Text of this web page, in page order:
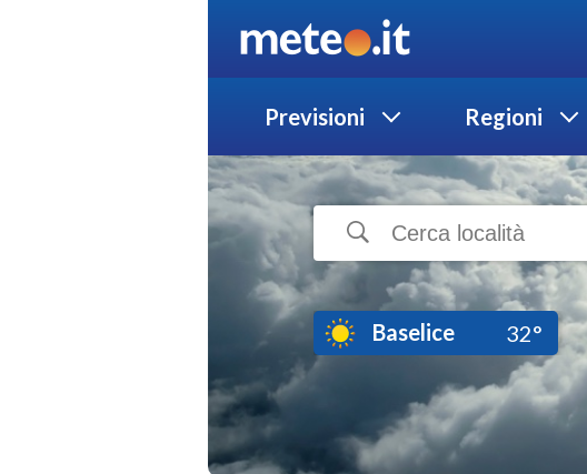
Previsioni Regioni
Baselice 32°